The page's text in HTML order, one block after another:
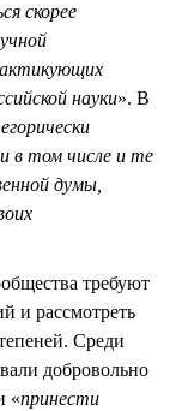
скорее
науки». В
в том числе и те
думы,
требуют
и рассмотреть
Среди
добровольно
«принести